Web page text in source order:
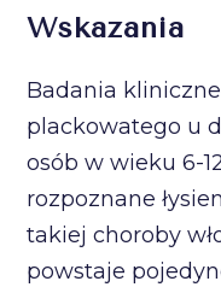
Wskazania
Badania
plackowatego u
osób w wieku 6-
rozpoznane
takiej choroby
powstaje